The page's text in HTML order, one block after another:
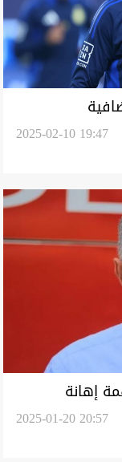
2025-02-10 19:47
إهانة
2025-01-20 20:57